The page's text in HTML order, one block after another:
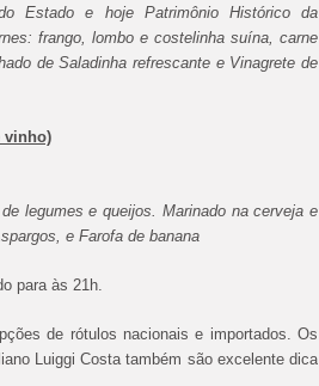
Estado e hoje Patrimônio Histórico da
frango, lombo e costelinha suína, carne
de Saladinha refrescante e Vinagrete de
vinho)
legumes e queijos. Marinado na cerveja e
e Farofa de banana
para às 21h.
de rótulos nacionais e importados. Os
Luiggi Costa também são excelente dica